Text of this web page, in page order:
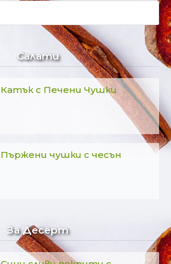
Салати
Катък с Печени Чушки
Пържени чушки с чесън
За Десерт